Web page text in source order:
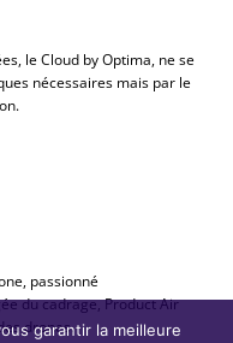
le Cloud by Optima, ne se
nécessaires mais par le
passionné
du cadrage, Product Air
drones.
garantir la meilleure